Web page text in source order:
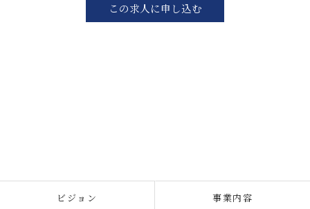
この求人に申し込む
ビジョン 事業内容